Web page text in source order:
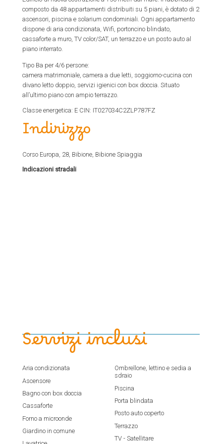
composto da 48 appartamenti distribuiti su 5 piani, è dotato di 2
ascensori, piscina e solarium condominiali. Ogni appartamento
dispone di aria condizionata, Wifi, portoncino blindato,
cassaforte a muro, TV color/SAT, un terrazzo e un posto auto al
piano interrato.
Tipo Ba per 4/6 persone:
camera matrimoniale, camera a due letti, soggiorno-cucina con
divano letto doppio, servizi igienici con box doccia. Situato
all’ultimo piano con ampio terrazzo.
Classe energetica: E CIN: IT027034C2ZLP787FZ
Indirizzo
Corso Europa, 28, Bibione, Bibione Spiaggia
Indicazioni stradali
Servizi inclusi
Aria condizionata
Ascensore
Bagno con box doccia
Cassaforte
Forno a microonde
Giardino in comune
Ombrellone, lettino e sedia a
sdraio
Piscina
Porta blindata
Posto auto coperto
Terrazzo
TV - Satellitare